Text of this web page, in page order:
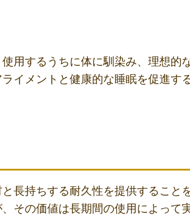
用するうちに体に馴染み、理想的
イメントと健康的な睡眠を促進す
長持ちする耐久性を提供すること
その価値は長期間の使用によって